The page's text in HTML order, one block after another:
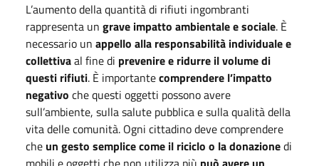
L’aumento della quantità di rifiuti ingombranti
rappresenta un grave impatto ambientale e sociale. È
necessario un appello alla responsabilità individuale e
collettivaal fine di prevenire e ridurre il volume di
questi rifiuti. È importantecomprendere l’impatto
negativo che questi oggetti possono avere
sull’ambiente, sulla salute pubblica e sulla qualità della
vita delle comunità. Ogni cittadino deve comprendere
che un gesto semplice come il riciclo o la donazionedi